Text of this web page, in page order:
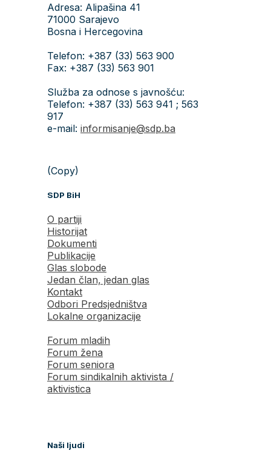
Adresa: Alipašina 41
71000 Sarajevo
Bosna i Hercegovina
Telefon: +387 (33) 563 900
Fax: +387 (33) 563 901
Služba za odnose s javnošću:
Telefon: +387 (33) 563 941 ; 563
917
e-mail: informisanje@sdp.ba
(Copy)
SDP BiH
O partiji
Historijat
Dokumenti
Publikacije
Glas slobode
Jedan član, jedan glas
Kontakt
Odbori Predsjedništva
Lokalne organizacije
Forum mladih
Forum žena
Forum seniora
Forum sindikalnih aktivista /
aktivistica
Naši ljudi